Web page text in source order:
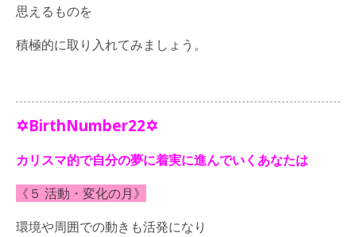
思えるものを
積極的に取り入れてみましょう。
✡BirthNumber22✡
カリスマ的で自分の夢に着実に進んでいくあなたは
《５ 活動・変化の月》
環境や周囲での動きも活発になり